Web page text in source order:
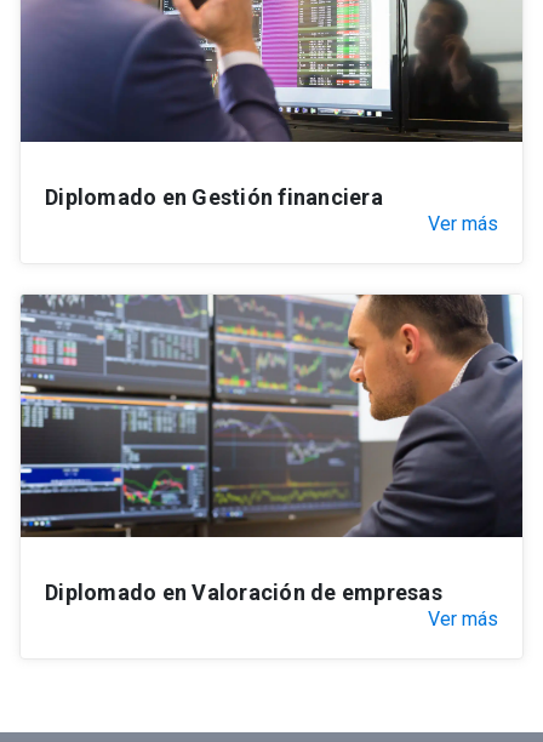
Diplomado en Gestión financiera
Ver más
Diplomado en Valoración de empresas
Ver más